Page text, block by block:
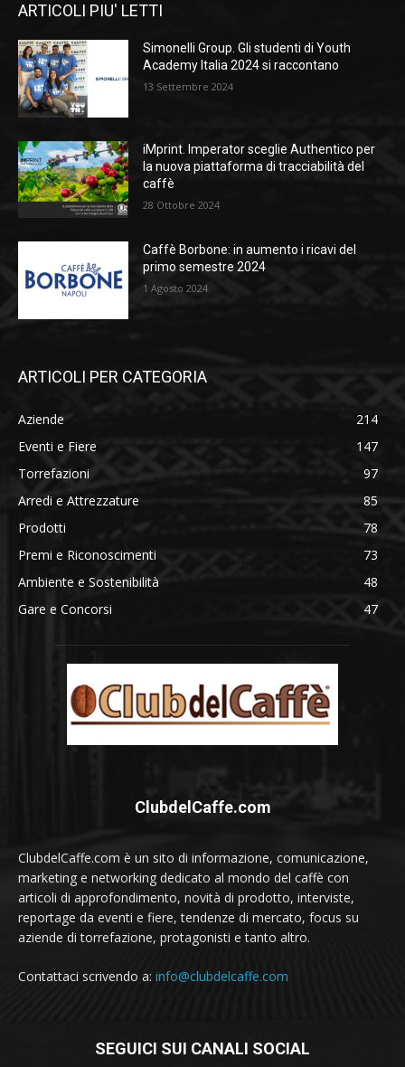
ARTICOLI PIU' LETTI
Simonelli Group. Gli studenti di Youth
Academy Italia 2024 si raccontano
13 Settembre 2024
iMprint. Imperator sceglie Authentico per
la nuova piattaforma di tracciabilità del
caffè
28 Ottobre 2024
Caffè Borbone: in aumento i ricavi del
primo semestre 2024
1 Agosto 2024
ARTICOLI PER CATEGORIA
Aziende
214
Eventi e Fiere
147
Torrefazioni
97
Arredi e Attrezzature
85
Prodotti
78
Premi e Riconoscimenti
73
Ambiente e Sostenibilità
48
Gare e Concorsi
47
ClubdelCaffe.com
ClubdelCaffe.com è un sito di informazione, comunicazione,
marketing e networking dedicato al mondo del caffè con
articoli di approfondimento, novità di prodotto, interviste,
reportage da eventi e fiere, tendenze di mercato, focus su
aziende di torrefazione, protagonisti e tanto altro.
Contattaci scrivendo a: info@clubdelcaffe.com
SEGUICI SUI CANALI SOCIAL